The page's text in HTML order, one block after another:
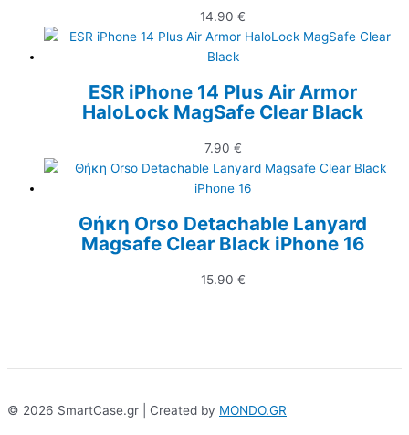
14.90 €
ESR iPhone 14 Plus Air Armor
HaloLock MagSafe Clear Black
7.90 €
Θήκη Orso Detachable Lanyard
Magsafe Clear Black iPhone 16
15.90 €
© 2026 SmartCase.gr | Created by MONDO.GR